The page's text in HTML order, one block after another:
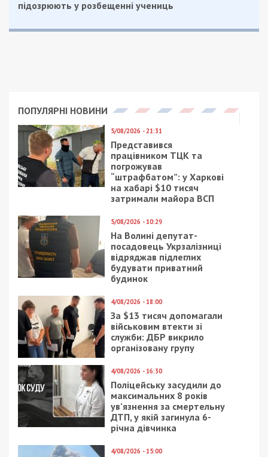
Правоохоронцю повідомлено про підозру за ч. 3
запобіжного заходу та відсторонення від
посади. Слідство перевірятиме, чи справді
правоохоронець мав можливість реалізувати
свою обіцянку та чи не вчиняв подібних дій
щодо інших осіб.
Процесуальне керівництво у справі здійснює
Хмельницька обласна прокуратура.
Нагадаємо, раніше ми повідомляли про те, що
Запоріжжі поліцейські систематично вимагали
хабарі від водіїв та чоловіків, які не перебували
на військовому обліку.
Facebook
Telegram
Twitter
WhatsApp
ViberEmail
Категории:Розслідування,
Метки:поліцейський,
Рекламні блоки дають нам змогу
залишатися незалежними ЗМІ, а вам -
отримувати найсвіжіші новини під ними.
Приєднуйтесь також до 49000 в Google News. Слідкуйте
за останніми новинами!
Приєднатися